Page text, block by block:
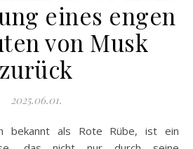
eines engen
von Musk
zurück
2025.06.01.